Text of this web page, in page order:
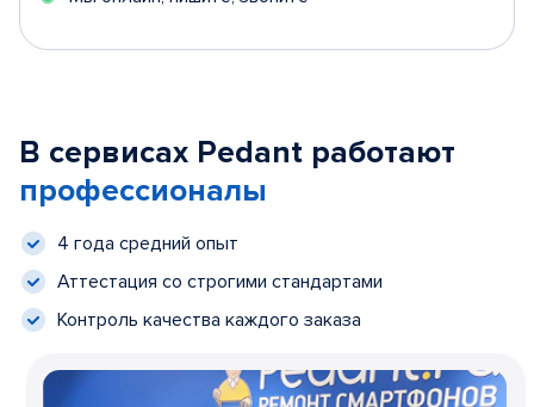
В сервисах Pedant работают
профессионалы
4 года средний опыт
Аттестация со строгими стандартами
Контроль качества каждого заказа